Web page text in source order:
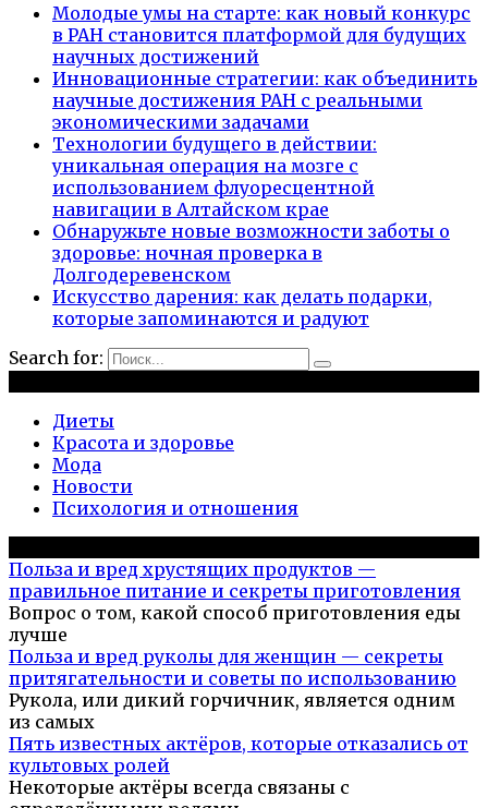
Молодые умы на старте: как новый конкурс
в РАН становится платформой для будущих
научных достижений
Инновационные стратегии: как объединить
научные достижения РАН с реальными
экономическими задачами
Технологии будущего в действии:
уникальная операция на мозге с
использованием флуоресцентной
навигации в Алтайском крае
Обнаружьте новые возможности заботы о
здоровье: ночная проверка в
Долгодеревенском
Искусство дарения: как делать подарки,
которые запоминаются и радуют
Search for:
Диеты
Красота и здоровье
Мода
Новости
Психология и отношения
Польза и вред хрустящих продуктов —
правильное питание и секреты приготовления
Вопрос о том, какой способ приготовления еды
лучше
Польза и вред руколы для женщин — секреты
притягательности и советы по использованию
Рукола, или дикий горчичник, является одним
из самых
Пять известных актёров, которые отказались от
культовых ролей
Некоторые актёры всегда связаны с